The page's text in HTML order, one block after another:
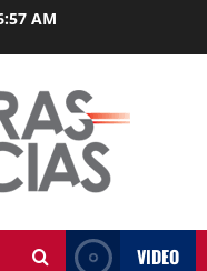
AM
VIDEO